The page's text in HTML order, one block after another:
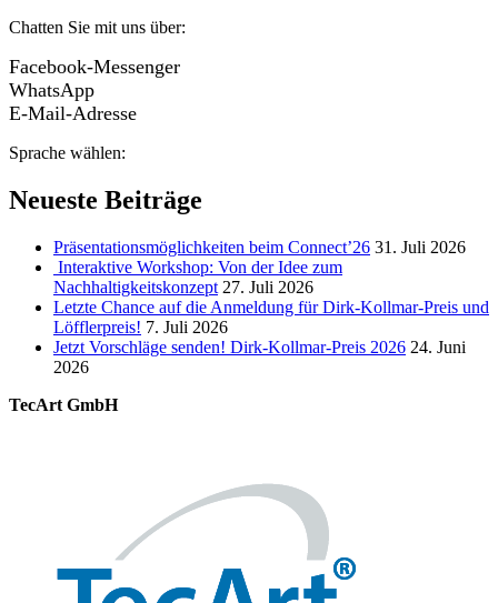
Chatten Sie mit uns über:
Facebook-Messenger
WhatsApp
E-Mail-Adresse
Sprache wählen:
Neueste Beiträge
Präsentationsmöglichkeiten beim Connect’26 31. Juli 2026
Interaktive Workshop: Von der Idee zum
Nachhaltigkeitskonzept 27. Juli 2026
Letzte Chance auf die Anmeldung für Dirk-Kollmar-Preis und
Löfflerpreis! 7. Juli 2026
Jetzt Vorschläge senden! Dirk-Kollmar-Preis 2026 24. Juni
2026
TecArt GmbH